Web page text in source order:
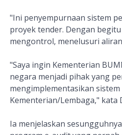
"Ini penyempurnaan sistem
proyek tender. Dengan
mengontrol, menelusuri
"Saya ingin Kementerian
negara menjadi pihak yang
mengimplementasikan
Kementerian/Lembaga," kata
Ia menjelaskan